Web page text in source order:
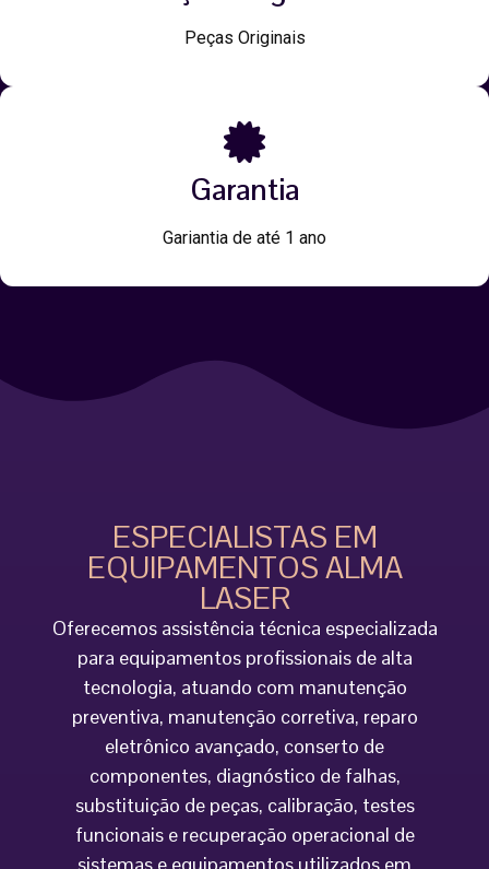
Peças Originais
Garantia
Gariantia de até 1 ano
ESPECIALISTAS EM
EQUIPAMENTOS ALMA
LASER
Oferecemos assistência técnica especializada
para equipamentos profissionais de alta
tecnologia, atuando com manutenção
preventiva, manutenção corretiva, reparo
eletrônico avançado, conserto de
componentes, diagnóstico de falhas,
substituição de peças, calibração, testes
funcionais e recuperação operacional de
sistemas e equipamentos utilizados em